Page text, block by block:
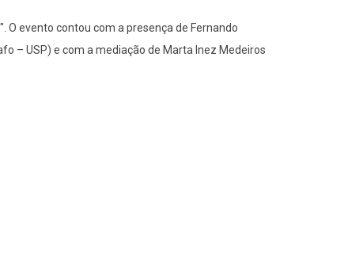
O evento contou com a presença de Fernando
– USP) e com a mediação de Marta Inez Medeiros